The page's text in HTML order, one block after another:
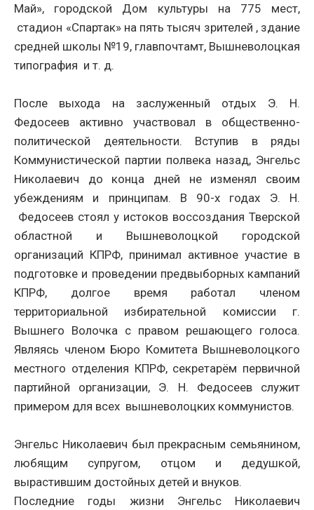
Май», городской Дом культуры на 775 мест,
стадион «Спартак» на пять тысяч зрителей , здание
средней школы №19, главпочтамт, Вышневолоцкая
типография и т. д.
После выхода на заслуженный отдых Э. Н.
Федосеев активно участвовал в общественно-
политической деятельности. Вступив в ряды
Коммунистической партии полвека назад, Энгельс
Николаевич до конца дней не изменял своим
убеждениям и принципам. В 90-х годах Э. Н.
Федосеев стоял у истоков воссоздания Тверской
областной и Вышневолоцкой городской
организаций КПРФ, принимал активное участие в
подготовке и проведении предвыборных кампаний
КПРФ, долгое время работал членом
территориальной избирательной комиссии г.
Вышнего Волочка с правом решающего голоса.
Являясь членом Бюро Комитета Вышневолоцкого
местного отделения КПРФ, секретарём первичной
партийной организации, Э. Н. Федосеев служит
примером для всех вышневолоцких коммунистов.
Энгельс Николаевич был прекрасным семьянином,
любящим супругом, отцом и дедушкой,
вырастившим достойных детей и внуков.
Последние годы жизни Энгельс Николаевич